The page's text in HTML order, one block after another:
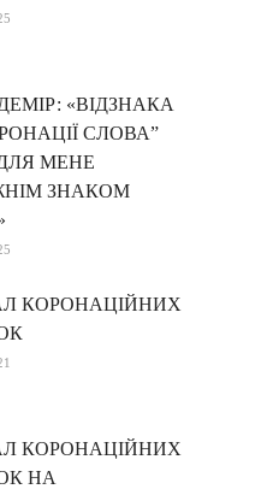
«ВІДЗНАКА
СЛОВА”
МЕНЕ
ЗНАКОМ
КОРОНАЦІЙНИХ
КОРОНАЦІЙНИХ
НА